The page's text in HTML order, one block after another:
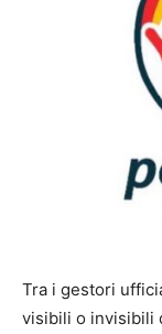
Tra i gestori
visibili o invisibili